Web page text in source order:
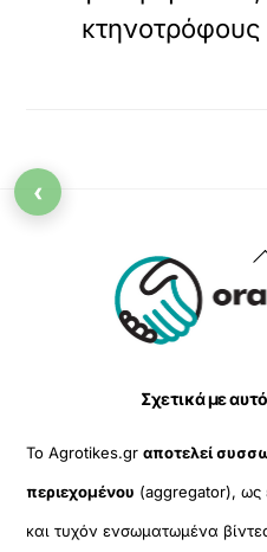
κτηνοτρόφους
Σχετικά με
Το Agrotikes.grαποτελεί
περιεχομένου (aggregator), ως
και τυχόν ενσωματωμένα
‹